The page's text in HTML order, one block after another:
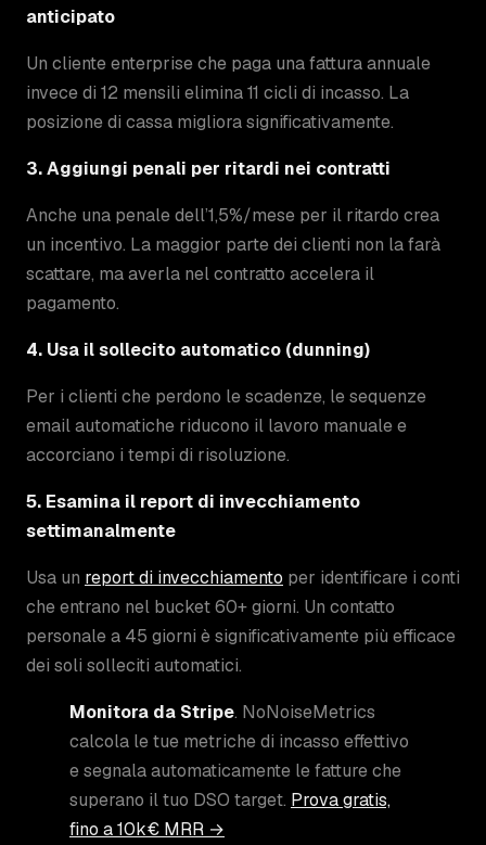
anticipato
Un cliente enterprise che paga una fattura annuale
invece di 12 mensili elimina 11 cicli di incasso. La
posizione di cassa migliora significativamente.
3. Aggiungi penali per ritardi nei contratti
Anche una penale dell’1,5%/mese per il ritardo crea
un incentivo. La maggior parte dei clienti non la farà
scattare, ma averla nel contratto accelera il
pagamento.
4. Usa il sollecito automatico (dunning)
Per i clienti che perdono le scadenze, le sequenze
email automatiche riducono il lavoro manuale e
accorciano i tempi di risoluzione.
5. Esamina il report di invecchiamento
settimanalmente
Usa un report di invecchiamento per identificare i conti
che entrano nel bucket 60+ giorni. Un contatto
personale a 45 giorni è significativamente più efficace
dei soli solleciti automatici.
Monitora da Stripe. NoNoiseMetrics
calcola le tue metriche di incasso effettivo
e segnala automaticamente le fatture che
superano il tuo DSO target. Prova gratis,
fino a 10k€ MRR →